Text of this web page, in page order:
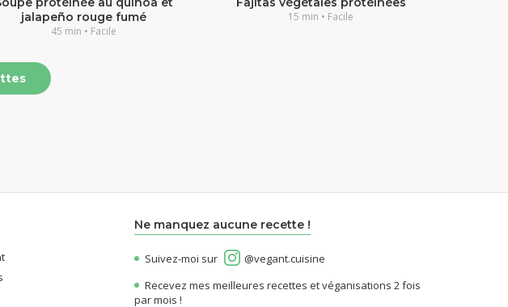
jalapeño rouge fumé
45 min • Facile
15 min • Facile
Ne manquez aucune recette !
Suivez-moi sur
@vegant.cuisine
Recevez mes meilleures recettes et véganisations 2 fois
par mois !